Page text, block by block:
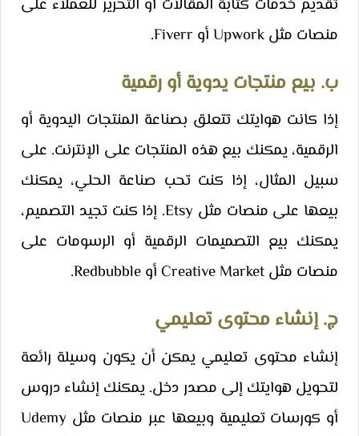
تقديم خدمات كتابة المقالات أو التحرير للعملاء على
منصات مثل Upwork أو Fiverr.
ب. بيع منتجات يدوية أو رقمية
إذا كانت هوايتك تتعلق بصناعة المنتجات اليدوية أو
الرقمية، يمكنك بيع هذه المنتجات على الإنترنت. على
سبيل المثال، إذا كنت تحب صناعة الحلي، يمكنك
بيعها على منصات مثل Etsy. إذا كنت تجيد التصميم،
يمكنك بيع التصميمات الرقمية أو الرسومات على
منصات مثل Creative Market أو Redbubble.
ج. إنشاء محتوى تعليمي
إنشاء محتوى تعليمي يمكن أن يكون وسيلة رائعة
لتحويل هوايتك إلى مصدر دخل. يمكنك إنشاء دروس
أو كورسات تعليمية وبيعها عبر منصات مثل Udemy